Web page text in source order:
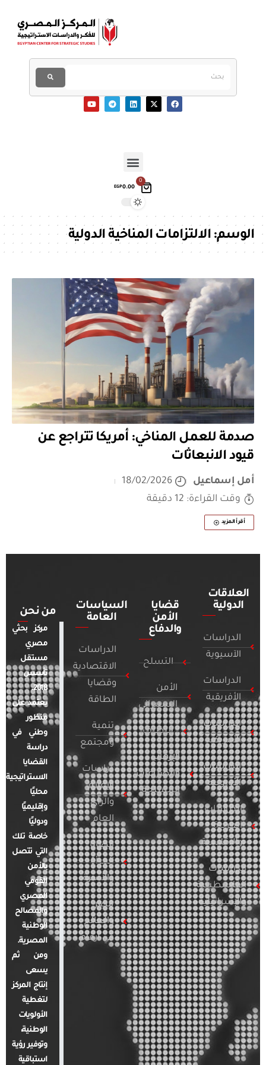
0
EGP0.00
الوسم:الالتزامات المناخية الدولية
صدمة للعمل المناخي: أمريكا تتراجع عن
قيود الانبعاثات
أمل إسماعيل
18/02/2026
وقت القراءة: 12 دقيقة
أقرأ المزيد
العلاقات
الدولية
الدراسات
الآسيوية
الدراسات
الأفريقية
الدراسات
الأمريكية
الدراسات
الأوروبية
الدراسات
العربية
والإقليمية
الدراسات
الفلسطينية
والإسرائيلية
قضايا
الأمن
والدفاع
التسلح
الأمن
السيبراني
التطرف
الإرهاب
والصراعات
المسلحة
السياسات
العامة
الدراسات
الاقتصادية
وقضايا
الطاقة
تنمية
ومجتمع
دراسات
الإعلام
والرأي
العام
قضايا
المرأة
والأسرة
مصر
والعالم
في أرقام
من نحن
مركز بحثي
مصري
مستقل
تأسس
2018.
يعتمد على
منظور
وطني في
دراسة
القضايا
الاستراتيجية
محليًا
وإقليميًا
ودوليًا
خاصة تلك
التي تتصل
بالأمن
القومي
المصري
والمصالح
الوطنية
المصرية.
ومن ثم
يسعى
إنتاج المركز
لتغطية
الأولويات
الوطنية،
وتوفير رؤية
استباقية